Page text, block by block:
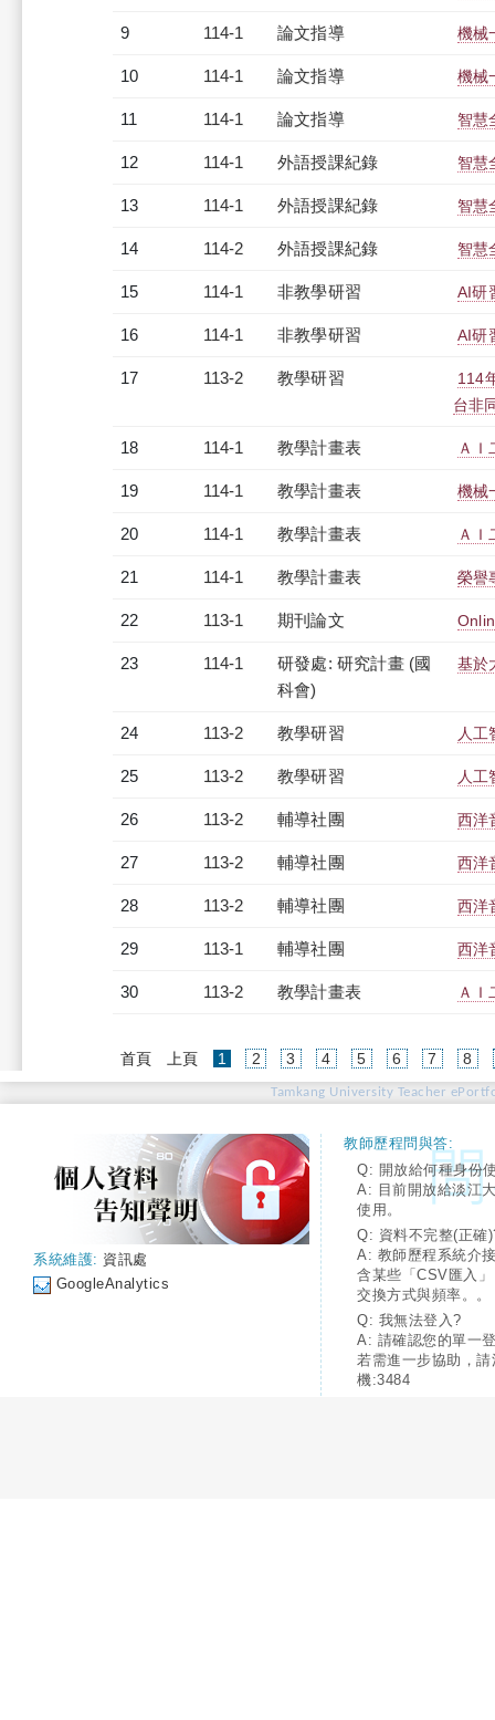
9 114-1 論文指導 機械
10 114-1 論文指導 機械
11 114-1 論文指導 智
12 114-1 外語授課紀錄 智慧
13 114-1 外語授課紀錄 智慧
14 114-2 外語授課紀錄 智慧
15 114-1 非教學研習 AI研
16 114-1 非教學研習 AI研
17 113-2 教學研習
114
台非
18 114-1 教學計畫表 Ａ
19 114-1 教學計畫表 機械
20 114-1 教學計畫表 Ａ
21 114-1 教學計畫表 榮譽
22 113-1 期刊論文
23 114-1
研發處: 研究計畫 (國
科會)
基於
24 113-2 教學研習 人
25 113-2 教學研習 人
26 113-2 輔導社團 西洋
27 113-2 輔導社團 西洋
28 113-2 輔導社團 西洋
29 113-1 輔導社團 西洋
30 113-2 教學計畫表 Ａ
首頁 上頁 1 (current)
2 3 4 5 6 7 8
Tamkang University Teacher
系統維護: 資訊處
GoogleAnalytics
教師歷程問與答:
Q: 開放給何種身份
A: 目前開放給淡江
使用。
Q: 資料不完整(正確
A: 教師歷程系統介
含某些「CSV匯入
交換方式與頻率。。
Q: 我無法登入?
A: 請確認您的單一
若需進一步協助，
機:3484